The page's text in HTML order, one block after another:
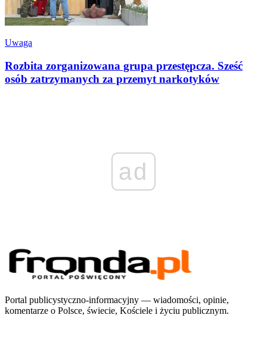
Uwaga
Rozbita zorganizowana grupa przestępcza. Sześć
osób zatrzymanych za przemyt narkotyków
ad
Portal publicystyczno-informacyjny — wiadomości, opinie,
komentarze o Polsce, świecie, Kościele i życiu publicznym.